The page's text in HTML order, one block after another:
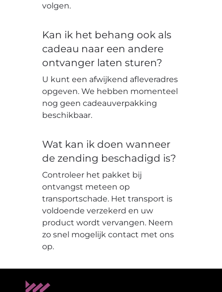
volgen.
Kan ik het behang ook als
cadeau naar een andere
ontvanger laten sturen?
U kunt een afwijkend afleveradres
opgeven. We hebben momenteel
nog geen cadeauverpakking
beschikbaar.
Wat kan ik doen wanneer
de zending beschadigd is?
Controleer het pakket bij
ontvangst meteen op
transportschade. Het transport is
voldoende verzekerd en uw
product wordt vervangen. Neem
zo snel mogelijk contact met ons
op.